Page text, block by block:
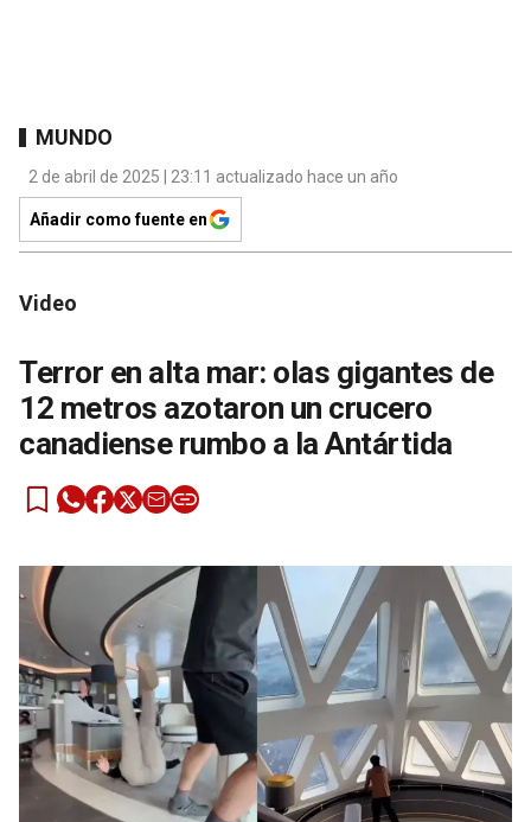
MUNDO
2 de abril de 2025 | 23:11 actualizado hace un año
Añadir como fuente en
Video
Terror en alta mar: olas gigantes de
12 metros azotaron un crucero
canadiense rumbo a la Antártida